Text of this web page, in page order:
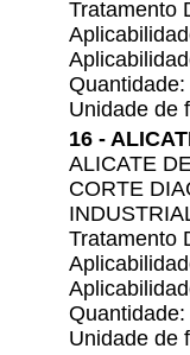
Tratamento
Quantidade:
Unidade de
16 -
ALICATE
CORTE
Tratamento
Quantidade:
Unidade de